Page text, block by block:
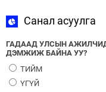
Санал асуулга
ГАДААД УЛСЫН
ДЭМЖИЖ БАЙНА УУ?
ТИЙМ
ҮГҮЙ